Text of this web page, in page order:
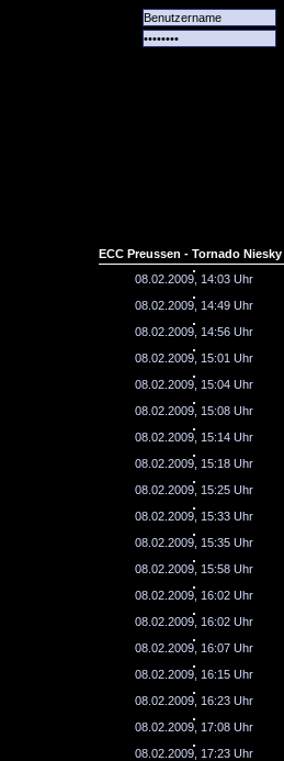
ECC Preussen - Tornado Niesky
08.02.2009, 14:03 Uhr
08.02.2009, 14:49 Uhr
08.02.2009, 14:56 Uhr
08.02.2009, 15:01 Uhr
08.02.2009, 15:04 Uhr
08.02.2009, 15:08 Uhr
08.02.2009, 15:14 Uhr
08.02.2009, 15:18 Uhr
08.02.2009, 15:25 Uhr
08.02.2009, 15:33 Uhr
08.02.2009, 15:35 Uhr
08.02.2009, 15:58 Uhr
08.02.2009, 16:02 Uhr
08.02.2009, 16:02 Uhr
08.02.2009, 16:07 Uhr
08.02.2009, 16:15 Uhr
08.02.2009, 16:23 Uhr
08.02.2009, 17:08 Uhr
08.02.2009, 17:23 Uhr